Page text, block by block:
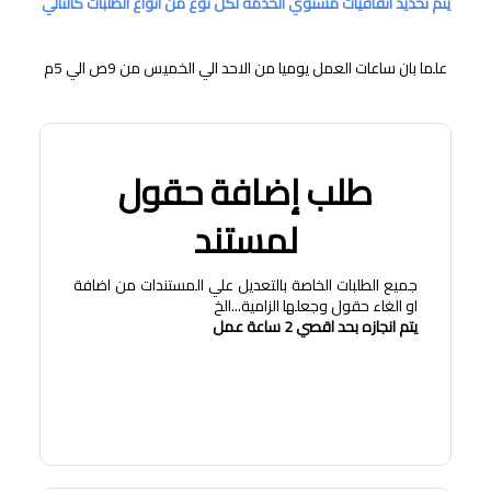
علما بان ساعات العمل يوميا من الاحد الي الخميس من 9ص الي 5م
طلب إضافة حقول
لمستند
جميع الطلبات الخاصة بالتعديل علي المستندات من اضافة
او الغاء حقول وجعلها الزامية...الخ
يتم انجازه بحد اقصي 2 ساعة عمل